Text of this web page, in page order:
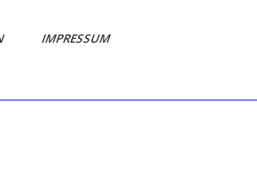
IMPRESSUM